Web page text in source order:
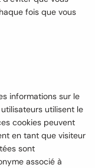
fois que vous
informations sur le
utilisent le
cookies peuvent
en tant que visiteur
sont
associé à